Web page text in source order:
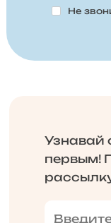
Не
Узнавай
первым!